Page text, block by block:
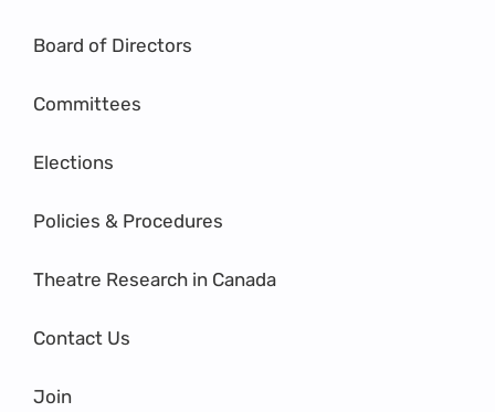
Board of Directors
Committees
Elections
Policies & Procedures
Theatre Research in Canada
Contact Us
Join